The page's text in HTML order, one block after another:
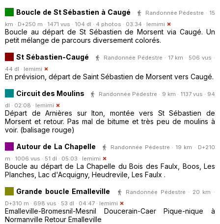
Boucle de St Sébastien à Caugé
Randonnée Pédestre · 15
km · D+250 m · 1471 vus · 104 dl · 4 photos · 03:34 · lemimi
Boucle au départ de St Sébastien de Morsent via Caugé. Un
petit mélange de parcours diversement colorés.
St Sébastien-Caugé
Randonnée Pédestre · 17 km · 506 vus ·
44 dl · lemimi
En prévision, départ de Saint Sébastien de Morsent vers Caugé.
Circuit des Moulins
Randonnée Pédestre · 9 km · 1137 vus · 94
dl · 02:08 · lemimi
Départ de Arnières sur Iton, montée vers St Sébastien de
Morsent et retour. Pas mal de bitume et très peu de moulins à
voir. (balisage rouge)
Autour de La Chapelle
Randonnée Pédestre · 19 km · D+210
m · 1006 vus · 51 dl · 05:03 · lemimi
Boucle au départ de La Chapelle du Bois des Faulx, Boos, Les
Planches, Lac d'Acquigny, Heudrevile, Les Faulx .
Grande boucle Emalleville
Randonnée Pédestre · 20 km ·
D+310 m · 698 vus · 53 dl · 04:47 · lemimi
Emalleville-Bromesnil-Mesnil Doucerain-Caer Pique-nique à
Normanville Retour Emalleville